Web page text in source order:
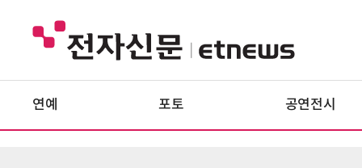
연예 포토 공연전시